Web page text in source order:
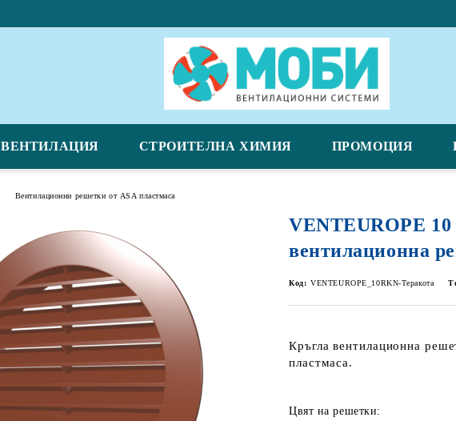
ВЕНТИЛАЦИЯ СТРОИТЕЛНА ХИМИЯ ПРОМОЦИЯ
Вентилационни решетки от ASA пластмаса
VENTEUROPE
вентилационна
Код: VENTEUROPE_10RKN-Теракота
Кръгла вентилационна
пластмаса.
Цвят на решетки: